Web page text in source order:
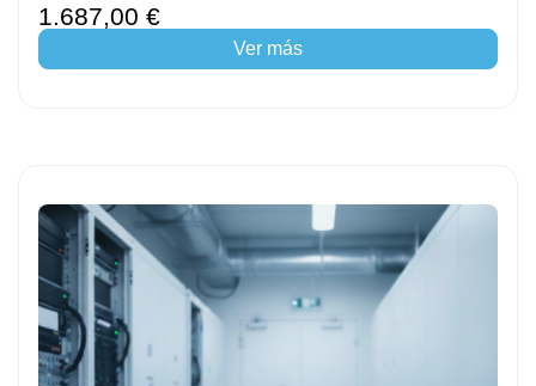
1.687,00 €
Ver más